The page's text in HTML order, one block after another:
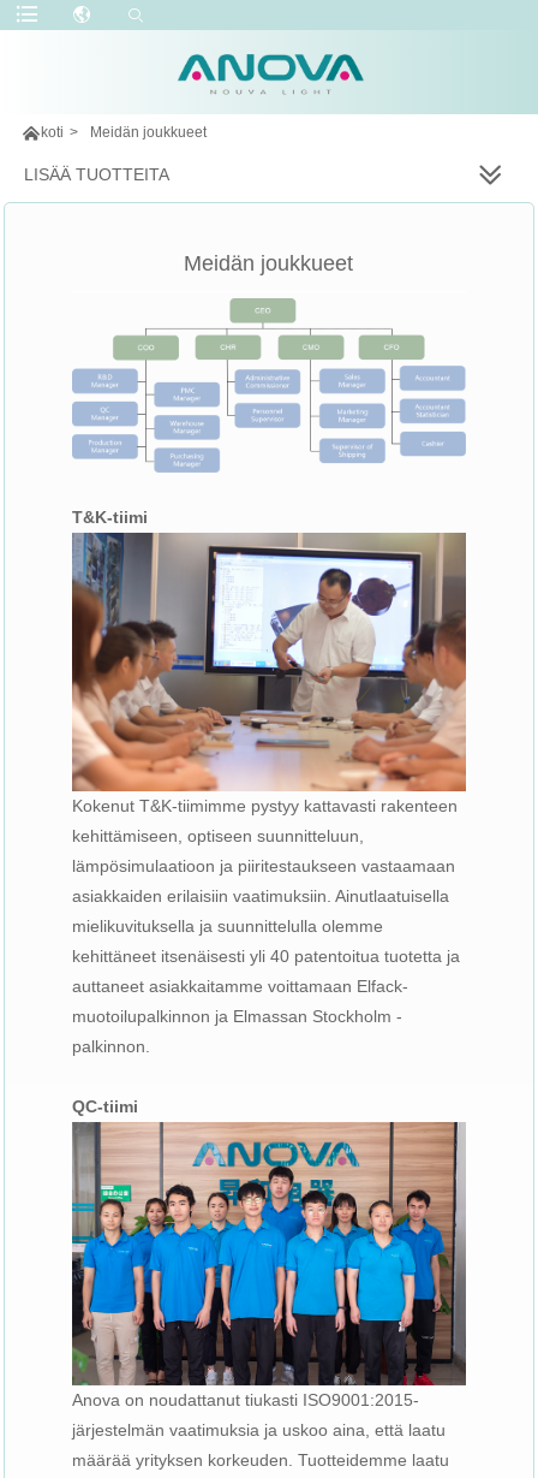
 koti > Meidän joukkueet
LISÄÄ TUOTTEITA
Meidän joukkueet
T&K-tiimi
Kokenut T&K-tiimimme pystyy kattavasti rakenteen
kehittämiseen, optiseen suunnitteluun,
lämpösimulaatioon ja piiritestaukseen vastaamaan
asiakkaiden erilaisiin vaatimuksiin. Ainutlaatuisella
mielikuvituksella ja suunnittelulla olemme
kehittäneet itsenäisesti yli 40 patentoitua tuotetta ja
auttaneet asiakkaitamme voittamaan Elfack-
muotoilupalkinnon ja Elmassan Stockholm -
palkinnon.
QC-tiimi
Anova on noudattanut tiukasti ISO9001:2015-
järjestelmän vaatimuksia ja uskoo aina, että laatu
määrää yrityksen korkeuden. Tuotteidemme laatu